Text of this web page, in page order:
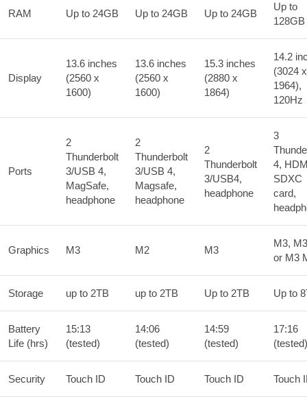
RAM Up to 24GB Up to 24GB Up to 24GB
Up to
128GB
Display
13.6 inches
(2560 x
1600)
13.6 inches
(2560 x
1600)
15.3 inches
(2880 x
1864)
14.2
(3024 x
1964),
120Hz
Ports
2
Thunderbolt
3/USB 4,
MagSafe,
headphone
2
Thunderbolt
3/USB 4,
Magsafe,
headphone
2
Thunderbolt
3/USB4,
headphone
3
4,
SDXC
card,
Graphics M3 M2 M3
M3,
or M3
Storage up to 2TB up to 2TB Up to 2TB Up to
Battery
Life (hrs)
15:13
(tested)
14:06
(tested)
14:59
(tested)
17:16
(tested)
Security Touch ID Touch ID Touch ID Touch